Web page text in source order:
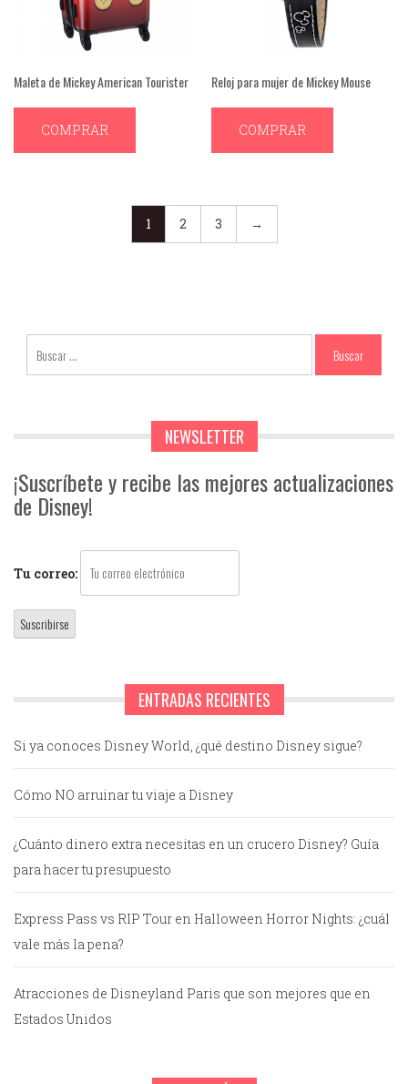
Maleta de Mickey American Tourister
COMPRAR
Reloj para mujer de Mickey Mouse
COMPRAR
1 2 3 →
NEWSLETTER
¡Suscríbete y recibe las mejores actualizaciones
de Disney!
Tu correo:
ENTRADAS RECIENTES
Si ya conoces Disney World, ¿qué destino Disney sigue?
Cómo NO arruinar tu viaje a Disney
¿Cuánto dinero extra necesitas en un crucero Disney? Guía
para hacer tu presupuesto
Express Pass vs RIP Tour en Halloween Horror Nights: ¿cuál
vale más la pena?
Atracciones de Disneyland Paris que son mejores que en
Estados Unidos